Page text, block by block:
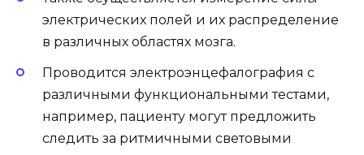
электрических полей и их распределение
в различных областях мозга.
Проводится электроэнцефалография с
различными функциональными тестами,
например, пациенту могут предложить
следить за ритмичными световыми